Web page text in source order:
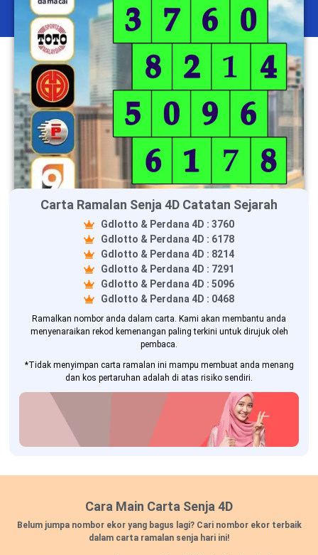
Carta Ramalan Senja 4D Catatan Sejarah
Gdlotto & Perdana 4D : 3760
Gdlotto & Perdana 4D : 6178
Gdlotto & Perdana 4D : 8214
Gdlotto & Perdana 4D : 7291
Gdlotto & Perdana 4D : 5096
Gdlotto & Perdana 4D : 0468
Ramalkan nombor anda dalam carta. Kami akan membantu anda
menyenaraikan rekod kemenangan paling terkini untuk dirujuk oleh
pembaca.
*Tidak menyimpan carta ramalan ini mampu membuat anda menang
dan kos pertaruhan adalah di atas risiko sendiri.
Cara Main Carta Senja 4D
Belum jumpa nombor ekor yang bagus lagi? Cari nombor ekor terbaik
dalam carta ramalan senja hari ini!